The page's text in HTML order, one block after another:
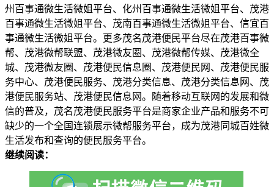
州百事通微生活微姐平台、化州百事通微生活微姐平台、茂港
百事通微生活微姐平台、茂南百事通微生活微姐平台、信宜百
事通微生活微姐平台。更多茂名茂港便民平台尽在茂港百事微
帮、茂港微帮联盟、茂港微友圈、茂港微帮传媒、茂港微全
城、茂港微友圈、茂港便民信息圈、茂港便民网、茂港便民服
务中心、茂港便民服务、茂港分类信息、茂港分类信息网、茂
港便民服务站、茂港便民信息网。随着移动互联网的发展和微
信的普及，茂名茂港便民服务平台是商家企业产品和服务不可
缺少的一个全国连锁展示微帮服务平台，成为茂港同城百姓微
生活发布和查询的便民服务平台。
继续阅读：